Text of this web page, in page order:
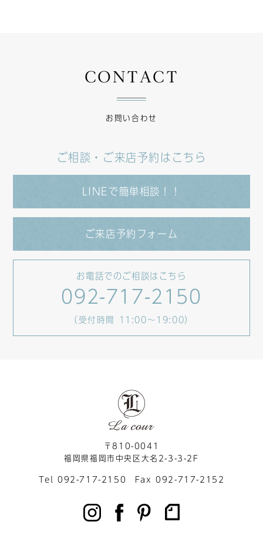
CONTACT
お問い合わせ
ご相談・ご来店予約はこちら
LINEで簡単相談！！
ご来店予約フォーム
お電話でのご相談はこちら
092-717-2150
（受付時間 11:00～19:00）
〒810-0041
福岡県福岡市中央区大名2-3-3-2F
Tel 092-717-2150 Fax 092-717-2152